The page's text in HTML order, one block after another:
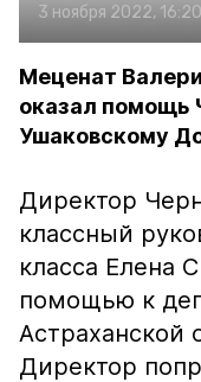
3 ноября 2022, 16:20
Меценат
оказал помощь
Ушаковскому
Директор
классный
класса Елена
помощью к
Астраханской
Директор